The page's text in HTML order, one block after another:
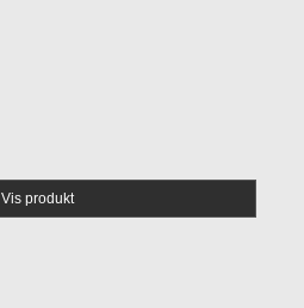
Vis produkt